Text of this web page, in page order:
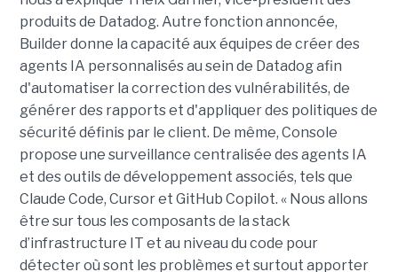
produits de Datadog. Autre fonction annoncée,
Builder donne la capacité aux équipes de créer des
agents IA personnalisés au sein de Datadog afin
d'automatiser la correction des vulnérabilités, de
générer des rapports et d'appliquer des politiques de
sécurité définis par le client. De même, Console
propose une surveillance centralisée des agents IA
et des outils de développement associés, tels que
Claude Code, Cursor et GitHub Copilot. « Nous allons
être sur tous les composants de la stack
d’infrastructure IT et au niveau du code pour
détecter où sont les problèmes et surtout apporter